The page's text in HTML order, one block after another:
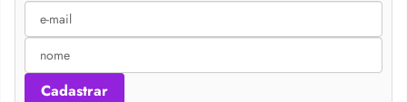
Cadastrar